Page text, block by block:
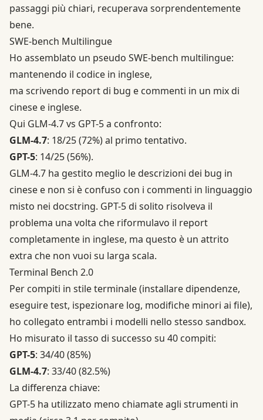
passaggi più chiari, recuperava sorprendentemente
bene.
SWE-bench Multilingue
Ho assemblato un pseudo SWE-bench multilingue:
mantenendo il codice in inglese,
ma scrivendo report di bug e commenti in un mix di
cinese e inglese.
Qui GLM-4.7 vs GPT-5 a confronto:
GLM-4.7: 18/25 (72%) al primo tentativo.
GPT-5: 14/25 (56%).
GLM-4.7 ha gestito meglio le descrizioni dei bug in
cinese e non si è confuso con i commenti in linguaggio
misto nei docstring. GPT-5 di solito risolveva il
problema una volta che riformulavo il report
completamente in inglese, ma questo è un attrito
extra che non vuoi su larga scala.
Terminal Bench 2.0
Per compiti in stile terminale (installare dipendenze,
eseguire test, ispezionare log, modifiche minori ai file),
ho collegato entrambi i modelli nello stesso sandbox.
Ho misurato il tasso di successo su 40 compiti:
GPT-5: 34/40 (85%)
GLM-4.7: 33/40 (82.5%)
La differenza chiave:
GPT-5 ha utilizzato meno chiamate agli strumenti in